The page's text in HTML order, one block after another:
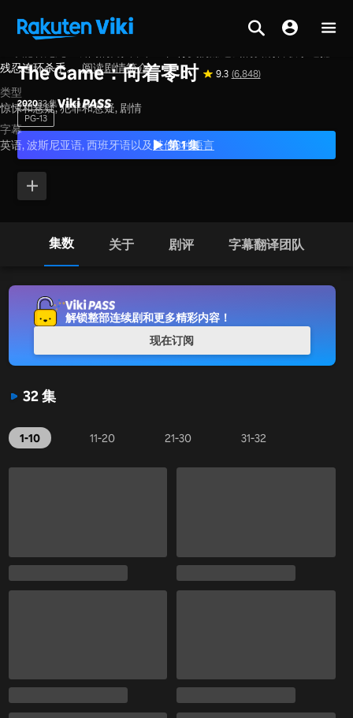
The Game：向着零时 9.3 (6,848)
202032 集
PG-13
第 1 集
残忍连环杀手。阅读剧情简介
类型
惊悚和悬疑,犯罪和悬疑, 剧情
字幕
英语, 波斯尼亚语, 西班牙语以及其他8种語言
集数 关于 剧评 字幕翻译团队
32 集
1-10 11-20 21-30 31-32
解锁整部连续剧和更多精彩内容！
现在订阅